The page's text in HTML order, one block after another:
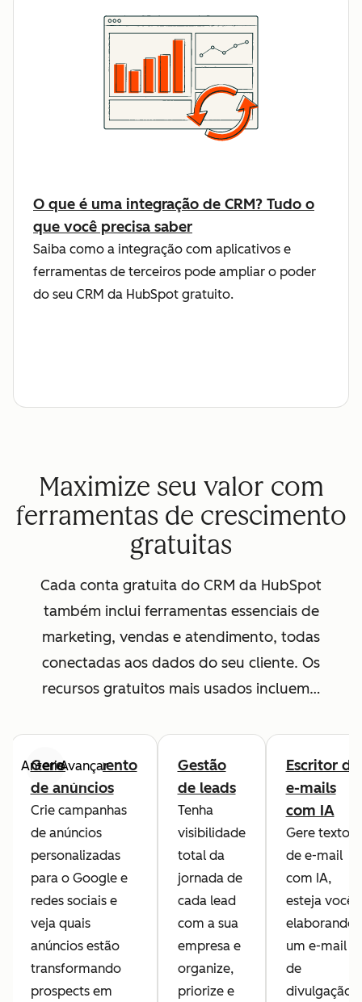
O que é uma integração de CRM? Tudo o
que você precisa saber
Saiba como a integração com aplicativos e
ferramentas de terceiros pode ampliar o poder
do seu CRM da HubSpot gratuito.
Maximize seu valor com
ferramentas de crescimento
gratuitas
Cada conta gratuita do CRM da HubSpot
também inclui ferramentas essenciais de
marketing, vendas e atendimento, todas
conectadas aos dados do seu cliente. Os
recursos gratuitos mais usados incluem…
AnteriorAvançar
Gerenciamento
de anúncios
Crie campanhas
de anúncios
personalizadas
para o Google e
redes sociais e
veja quais
anúncios estão
transformando
prospects em
Gestão
de leads
Tenha
visibilidade
total da
jornada de
cada lead
com a sua
empresa e
organize,
priorize e
Escritor de
e-mails
com IA
Gere textos
de e-mail
com IA,
esteja você
elaborando
um e-mail
de
divulgação